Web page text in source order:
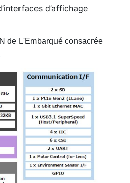
d’affichage
de L'Embarqué consacrée